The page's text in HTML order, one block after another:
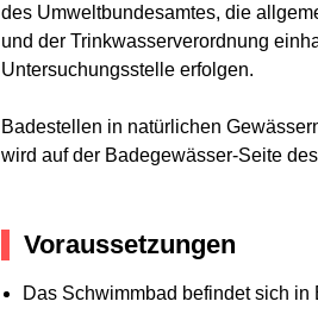
des Umweltbundesamtes, die
und der Trinkwasserverordnung
Untersuchungsstelle erfolgen.
Badestellen in natürlichen
wird auf der Badegewässer-Seite
Voraussetzungen
Das Schwimmbad befindet sich in